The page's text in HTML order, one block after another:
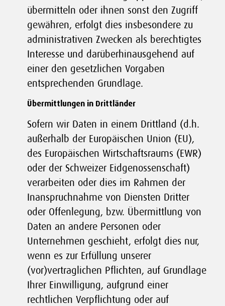
übermitteln oder ihnen sonst den Zugriff
gewähren, erfolgt dies insbesondere zu
administrativen Zwecken als berechtigtes
Interesse und darüberhinausgehend auf
einer den gesetzlichen Vorgaben
entsprechenden Grundlage.
Übermittlungen in Drittländer
Sofern wir Daten in einem Drittland (d.h.
außerhalb der Europäischen Union (EU),
des Europäischen Wirtschaftsraums (EWR)
oder der Schweizer Eidgenossenschaft)
verarbeiten oder dies im Rahmen der
Inanspruchnahme von Diensten Dritter
oder Offenlegung, bzw. Übermittlung von
Daten an andere Personen oder
Unternehmen geschieht, erfolgt dies nur,
wenn es zur Erfüllung unserer
(vor)vertraglichen Pflichten, auf Grundlage
Ihrer Einwilligung, aufgrund einer
rechtlichen Verpflichtung oder auf